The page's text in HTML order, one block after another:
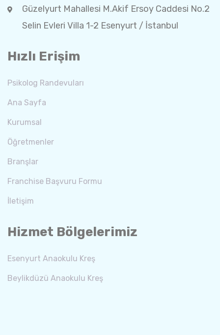
Güzelyurt Mahallesi M.Akif Ersoy Caddesi No.2
Selin Evleri Villa 1-2 Esenyurt / İstanbul
Hızlı Erişim
Psikolog Randevuları
Ana Sayfa
Kurumsal
Öğretmenler
Branşlar
Franchise Başvuru Formu
İletişim
Hizmet Bölgelerimiz
Esenyurt Anaokulu Kreş
Beylikdüzü Anaokulu Kreş